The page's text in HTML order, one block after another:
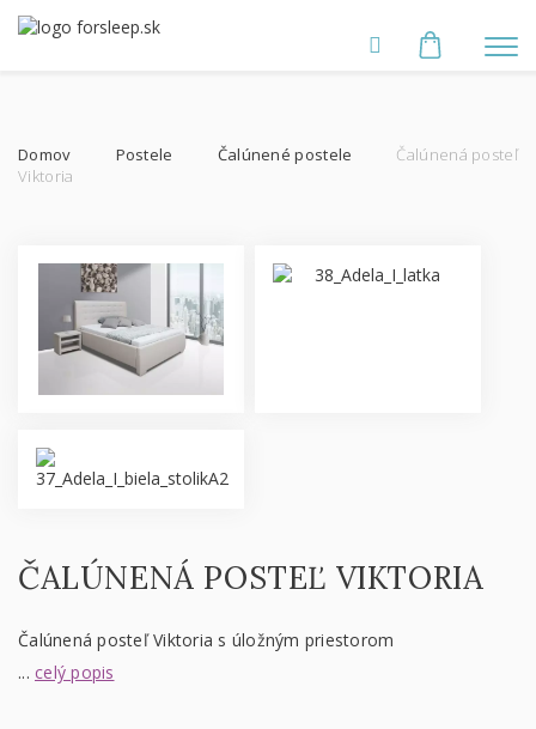
Domov Postele Čalúnené postele
Čalúnená posteľ
Viktoria
ČALÚNENÁ POSTEĽ VIKTORIA
Čalúnená posteľ Viktoria s úložným priestorom
... celý popis